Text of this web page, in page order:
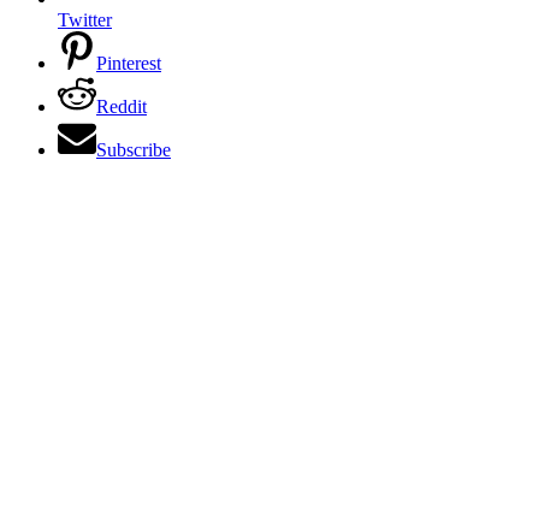
Twitter
Pinterest
Reddit
Subscribe